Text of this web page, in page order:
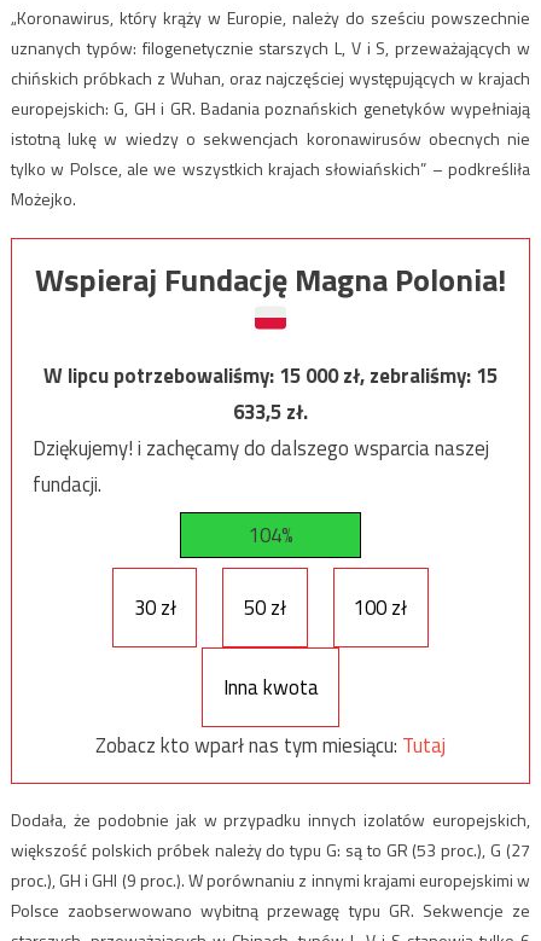
„Koronawirus, który krąży w Europie, należy do sześciu powszechnie
uznanych typów: filogenetycznie starszych L, V i S, przeważających w
chińskich próbkach z Wuhan, oraz najczęściej występujących w krajach
europejskich: G, GH i GR. Badania poznańskich genetyków wypełniają
istotną lukę w wiedzy o sekwencjach koronawirusów obecnych nie
tylko w Polsce, ale we wszystkich krajach słowiańskich” – podkreśliła
Możejko.
Wspieraj Fundację Magna Polonia!
W lipcu potrzebowaliśmy:15 000zł, zebraliśmy:15
633,5zł.
Dziękujemy! i zachęcamy do dalszego wsparcia naszej
fundacji.
104%
30 zł 50 zł 100 zł
Inna kwota
Zobacz kto wparł nas tym miesiącu: Tutaj
Dodała, że podobnie jak w przypadku innych izolatów europejskich,
większość polskich próbek należy do typu G: są to GR (53 proc.), G (27
proc.), GH i GHI (9 proc.). W porównaniu z innymi krajami europejskimi w
Polsce zaobserwowano wybitną przewagę typu GR. Sekwencje ze